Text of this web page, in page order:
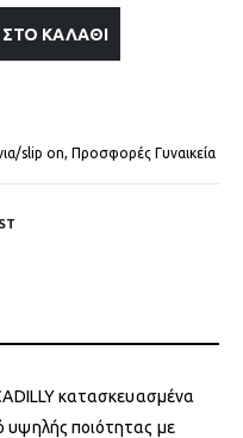
ΚΑΛΑΘΙ
slip on, Προσφορές Γυναικεία
κατασκευασμένα
υψηλής ποιότητας με